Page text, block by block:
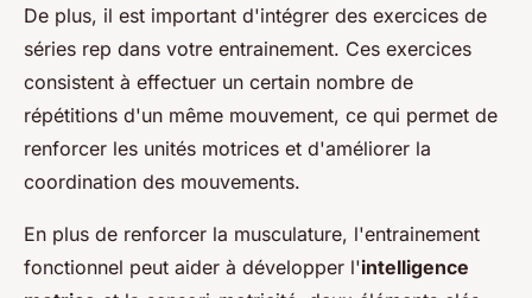
De plus, il est important d'intégrer des exercices de
séries rep dans votre entrainement. Ces exercices
consistent à effectuer un certain nombre de
répétitions d'un même mouvement, ce qui permet de
renforcer les unités motrices et d'améliorer la
coordination des mouvements.
En plus de renforcer la musculature, l'entrainement
fonctionnel peut aider à développer l'intelligence